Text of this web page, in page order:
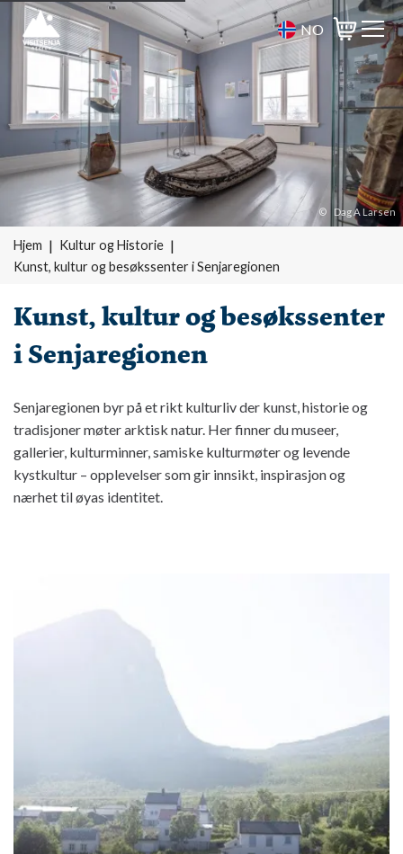
NO
Varukorg
© Dag A Larsen
Hjem
Kultur og Historie
Kunst, kultur og besøkssenter i Senjaregionen
Kunst, kultur og besøkssenter
i Senjaregionen
Senjaregionen byr på et rikt kulturliv der kunst, historie og
tradisjoner møter arktisk natur. Her finner du museer,
gallerier, kulturminner, samiske kulturmøter og levende
kystkultur – opplevelser som gir innsikt, inspirasjon og
nærhet til øyas identitet.